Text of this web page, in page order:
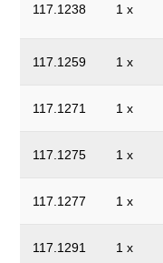
117.1238 1 x
117.1259 1 x
117.1271 1 x
117.1275 1 x
117.1277 1 x
117.1291 1 x